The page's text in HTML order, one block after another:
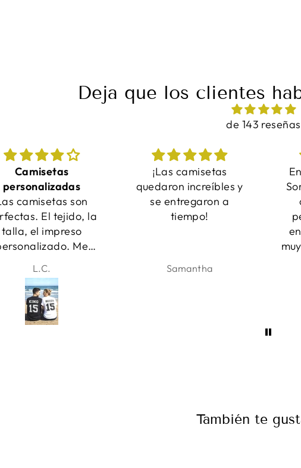
Deja que los clientes
de 143 reseñas
¡Las camisetas
increíbles y
se entregaron a
tiempo!
Samantha
Envío súper rápido.
Sorprendí a mi novio
con este regalo
personalizado y le
bturpin24
También te